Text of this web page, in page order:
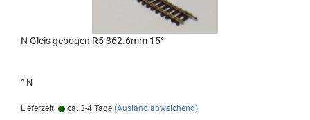
N Gleis gebogen R5 362.6mm 15°
° N
Lieferzeit: ca. 3-4 Tage (Ausland abweichend)